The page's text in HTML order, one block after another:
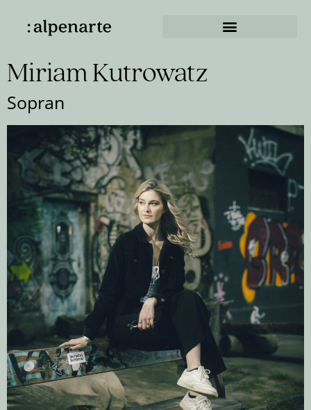
Miriam Kutrowatz
Sopran